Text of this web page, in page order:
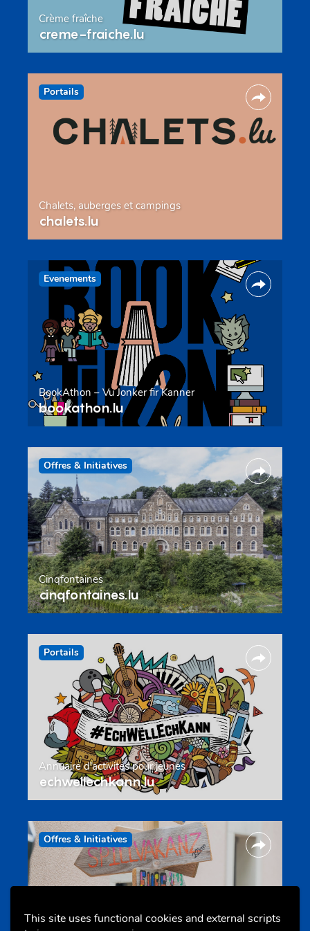
This site uses functional cookies and external scripts
Crème fraîche
creme-fraiche.lu
Portails
Chalets, auberges et campings
chalets.lu
Evenements
BookAthon – Vu Jonker fir Kanner
bookathon.lu
Offres & Initiatives
Cinqfontaines
cinqfontaines.lu
Portails
Annuaire d’activités pour jeunes
echwellechkann.lu
Offres & Initiatives